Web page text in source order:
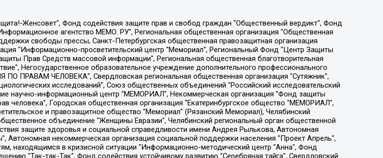
доменного имени интернет-издания "The Insider SIA", https://theins.ru, Постернак Алексей Евгеньевич, Рубин Михаил Аркадьевич, Анин Роман Александрович, Юридическое лицо Istories fonds, зарегистрированное в Латвийской Республике (регистрационный номер 50008295751, дата регистрации 24.02.2020), Великовский Дмитрий Александрович, Долинина Ирина Николаевна, Мароховская Алеся Алексеевна, Шлейнов Роман Юрьевич, Шмагун Олеся Валентиновна, Общество с ограниченной ответственностью "Альтаир 2021", Общество с ограниченной ответственностью "Вега 2021", Общество с ограниченной ответственностью "Главный редактор 2021", Общество с ограниченной ответственностью "Ромашки монолит", Важенков Артем Валерьевич, Ивановская областная общественная организация "Центр гендерных исследований", Гурман Юрий Альбертович, Медиапроект "ОВД-Инфо", Егоров Владимир Владимирович, Жилинский Владимир Александрович, Общество с ограниченной ответственностью "ЗП", Иванова София Юрьевна, Карезина Инна Павловна, Кильтау Екатерина Викторовна, Петров Алексей Викторович, Пискунов Сергей Евгеньевич, Смирнов Сергей Сергеевич, Тихонов Михаил Сергеевич, Общество с ограниченной ответственностью "ЖУРНАЛИСТ-ИНОСТРАННЫЙ АГЕНТ", Арапова Галина Юрьевна, Вольтская Татьяна Анатольевна, Американская компания "Mason G.E.S. Anonymous Foundation" (США), являющаяся владельцем интернет-издания https://mnews.world/, Компания "Stichting Bellingcat", зарегистрированная в Нидерландах (дата регистрации 11.07.2018), Захаров Андрей Вячеславович, Клепиковская Екатерина Дмитриевна, Общество с ограниченной ответственностью "МЕМО", Перл Роман Александрович, Симонов Евгений Алексеевич, Соловьева Елена Анатольевна, Сотников Даниил Владимирович, Сурначева Елизавета Дмитриевна, Автономная некоммерческая организация по защите прав человека и информированию населения "Якутия – Наше Мнение", Общество с ограниченной ответственностью "Москоу диджитал медиа", с 26.01.2023 Общество с ограниченной ответственностью "Чайка Белые сады", Ветошкина Валерия Валерьевна, Заговора Максим Александрович, Межрегиональное общественное движение "Российская ЛГБТ - сеть", Оленичев Максим Владимирович, Павлов Иван Юрьевич, Скворцова Елена Сергеевна, Общество с ограниченной ответственностью "Как бы инагент", Кочетков Игорь Викторович, Общество с ограниченной ответственностью "Честные выборы", Еланчик Олег Александрович, Общество с ограниченной ответственностью "Нобелевский призыв", Гималова Регина Эмилевна, Григорьев Андрей Валерьевич, Григорьева Алина Александровна, Ассоциация по содействию защите прав призывников, альтернативнослужащих и военнослужащих "Правозащитная группа "Гражданин.Армия.Право", Хисамова Регина Фаритовна, Автономная некоммерческая организация по реализации социально-правовых программ "Лилит", Дальневосточное общественное движение "Маяк", Санкт-Петербургская ЛГБТ-инициативная группа "Выход", Инициативная группа ЛГБТ+ "Реверс", Алексеев Андрей Викторович, Бекбулатова Таисия Львовна, Беляев Иван Михайлович, Владыкина Елена Сергеевна, Гельман Марат Александрович, Никульшина Вероника Юрьевна, Толоконникова Надежда Андреевна, Шендерович Виктор Анатольевич, Общество с ограниченной ответственностью "Данное сообщение", Общество с ограниченной ответственностью Издательский дом "Новая глава", Айнбиндер Александра Александровна, Московский комьюнити-центр для ЛГБТ+инициатив, Благотворительный фонд развития филантропии, Deutsche Welle (Германия, Kurt-Schumacher-Strasse 3, 53113 Bonn), Борзунова Мария Михайловна, Воробьев Виктор Викторович, Голубева Анна Львовна, Константинова Алла Михайловна, Малкова Ирина Владимировна, Мурадов Мурад Абдулгалимович, Осетинская Елизавета Николаевна, Понасенков Евгений Николаевич, Ганапольский Матвей Юрьевич, Киселев Евгений Алексеевич, Борухович Ирина Григорьевна, Дремин Иван Тимофеевич, Дубровский Дмитрий Викторович, Красноярская региональная общественная организация поддержки и развития альтернативных образовательных технологий и межкультурных коммуникаций "ИНТЕРРА", Маяковская Екатерина Алексеевна, Фейгин Марк Захарович, Филимонов Андрей Викторович, Дзугкоева Регина Николаевна, Доброхотов Роман Александрович, Дудь Юрий Александрович, Елкин Сергей Владимирович, Кругликов Кирилл Игоревич, Сабунаева Мария Леонидовна, Семенов Алексей Владимирович, Шаинян Карен Багратович, Шульман Екатерина Михайловна, Асафьев Артур Валерьевич, Вахштайн Виктор Семенович, Венедиктов Алексей Алексеевич, Лушникова Екатерина Евгеньевна, Волков Леонид Михайлович, Невзоров Александр Глебович, Пархоменко Сергей Борисович, Сироткин Ярослав Николаевич, Кара-Мурза Владимир Владимирович, Баранова Наталья Владимировна, Гозман Леонид Яковлевич, Кагарлицкий Борис Юльевич, Климарев Михаил Валерьевич, Милов Владимир Станиславович, Автономная некоммерческая организация Краснодарский центр современного искусства "Типография", Моргенштерн Алишер Тагирович, Соболь Любовь Эдуардовна, Общество с ограниченной ответственностью "ЛИЗА НОРМ", Каспаров Гарри Кимович, Ходорковский Михаил Борисович, Общество с ограниченной ответственностью "Апрельские тезисы", Данилович Ирина Брониславовна, Кашин Олег Владимирович, Петров Николай Владимирович, Пивоваров Алексей Владимирович, Соколов Михаил Владимирович, Цветкова Юлия Владимировна, Чичваркин Евгений Александрович, Комитет против пыток/Команда против пыток, Общество с ограниченной ответственностью "Первый научный", Общество с ограниченной ответственностью "Вертолет и ко", Белоцерковская Вероника Борисовна, Кац Максим Евгеньевич, Лазарева Татьяна Юрьевна, Шаведдинов Руслан Табризович, Яшин Илья Валерьевич, Общество с ограниченной ответственностью "Иноагент ААВ", Алешковский Дмитрий Петрович, Альбац Евгения Марковна, Быков Дмитрий Львович, Галямина Юлия Евгеньевна, Лойко Сергей Леонидович, Мартынов Кирилл Константинович, Медведев Сергей Александрович, Крашенинников Федор Геннадиевич, Гордеева Катерина Вл